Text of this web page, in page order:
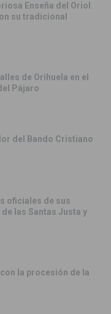
Enseña del Oriol
su tradicional
de Orihuela en el
Pájaro
del Bando Cristiano
oficiales de sus
las Santas Justa y
la procesión de la